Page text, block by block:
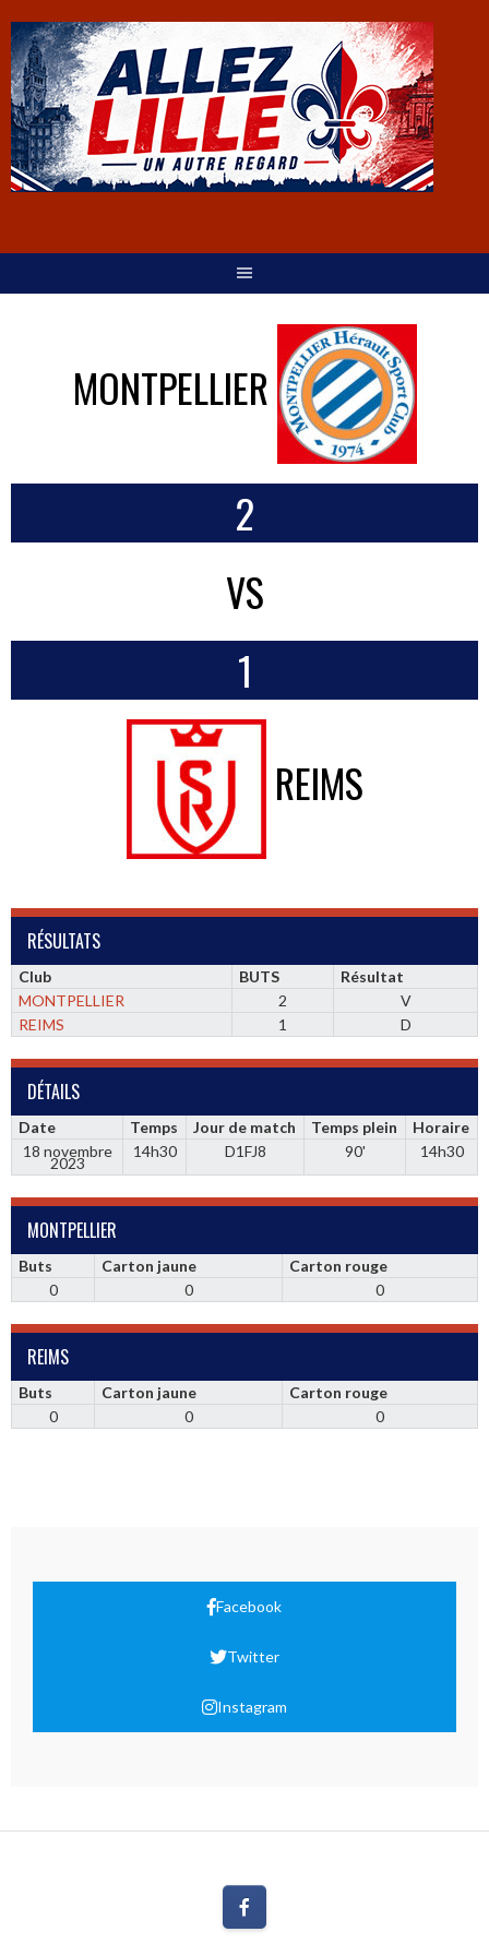
MONTPELLIER
2
VS
1
REIMS
RÉSULTATS
Club BUTS
Résultat
MONTPELLIER
2
V
REIMS
1 D
DÉTAILS
Date Temps Jour de match Temps plein
Horaire
18 novembre
2023
14h30 D1FJ8 90' 14h30
MONTPELLIER
Buts Carton jaune
Carton rouge
0
0 0
REIMS
Buts Carton jaune
Carton rouge
0
0 0
Facebook
Twitter
Instagram